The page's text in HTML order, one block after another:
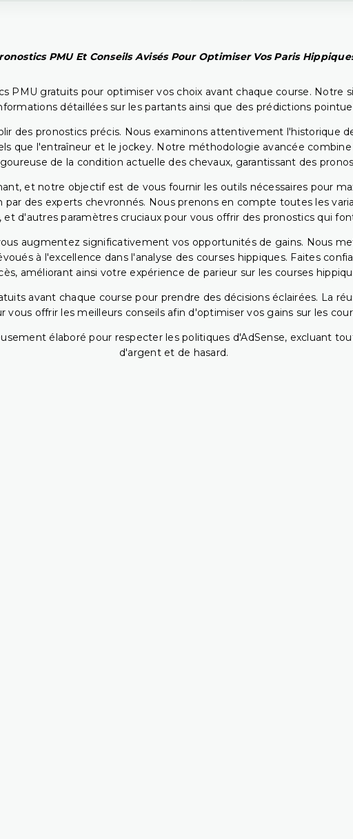
PMU Et Conseils Avisés Pour Optimiser Vos Paris
PMU gratuits pour optimiser vos choix avant chaque course. Notre
détaillées sur les partants ainsi que des prédictions
des pronostics précis. Nous examinons attentivement l'historique
que l'entraîneur et le jockey. Notre méthodologie avancée
de la condition actuelle des chevaux, garantissant des
et notre objectif est de vous fournir les outils nécessaires pour
par des experts chevronnés. Nous prenons en compte toutes les
et d'autres paramètres cruciaux pour vous offrir des pronostics qui
augmentez significativement vos opportunités de gains. Nous
à l'excellence dans l'analyse des courses hippiques. Faites
améliorant ainsi votre expérience de parieur sur les courses
avant chaque course pour prendre des décisions éclairées. La
vous offrir les meilleurs conseils afin d'optimiser vos gains sur les
élaboré pour respecter les politiques d'AdSense, excluant
d'argent et de hasard.